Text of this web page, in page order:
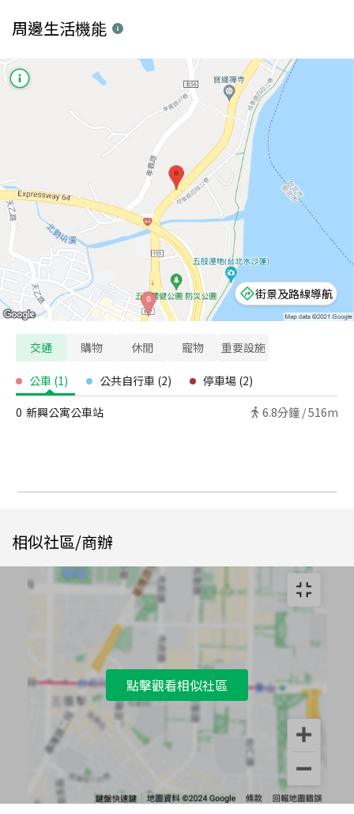
周邊生活機能
街景及路線導航
交通 購物 休閒 寵物 重要設施
公車 (1) 公共自行車 (2) 停車場 (2)
0 新興公寓公車站 6.8分鐘 /516m
相似社區/商辦
點擊觀看相似社區